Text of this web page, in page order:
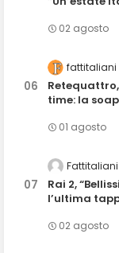
02 agosto
fattitaliani
time: la
01 agosto
Fattitaliani
Rai 2,
l’ultima
02 agosto